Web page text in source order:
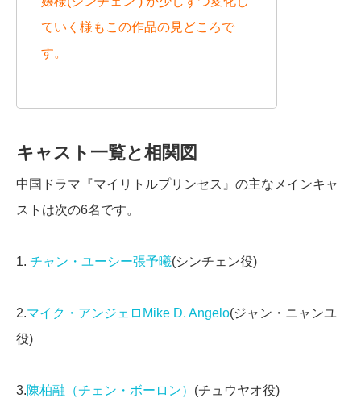
ていく様もこの作品の見どころで
す。
キャスト一覧と相関図
中国ドラマ『マイリトルプリンセス』の主なメインキャ
ストは次の6名です。
1. チャン・ユーシー張予曦(シンチェン役)
2.マイク・アンジェロMike D. Angelo(ジャン・ニャンユ
役)
3.陳柏融（チェン・ボーロン） (チュウヤオ役)